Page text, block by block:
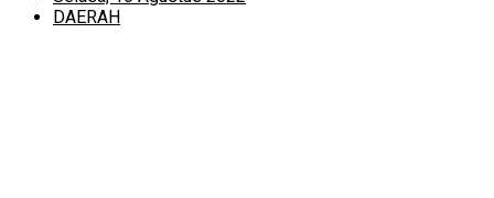
DAERAH